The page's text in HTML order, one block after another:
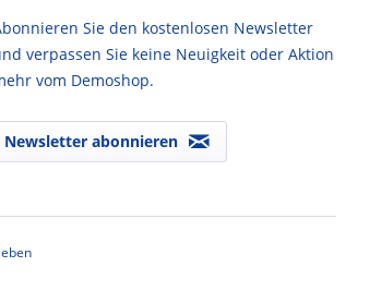
Sie den kostenlosen Newsletter
verpassen Sie keine Neuigkeit oder Aktion
vom Demoshop.
Newsletter abonnieren